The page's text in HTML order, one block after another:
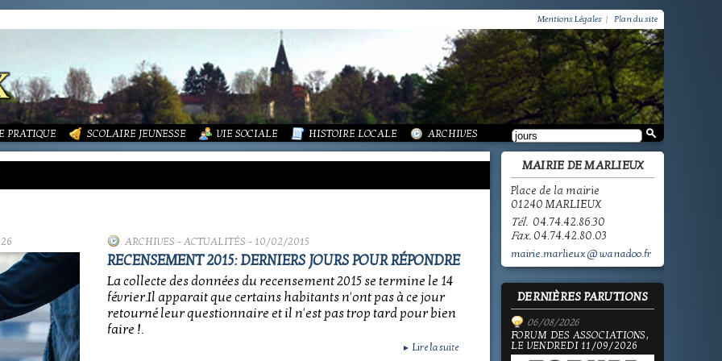
Mentions Légales | Plan du site
PRATIQUE SCOLAIRE JEUNESSE VIE SOCIALE HISTOIRE LOCALE ARCHIVES
ARCHIVES -ACTUALITÉS - 10/02/2015
RECENSEMENT 2015: DERNIERS JOURS POUR RÉPONDRE
La collecte des données du recensement 2015 se termine le 14
février.Il apparait que certains habitants n'ont pas à ce jour
retourné leur questionnaire et il n'est pas trop tard pour bien
faire !.
► Lire la suite
MAIRIE DE MARLIEUX
Place de la mairie
01240 MARLIEUX
Tél. 04.74.42.86.30
Fax. 04.74.42.80.03
mairie.marlieux@wanadoo.fr
DERNIÈRES PARUTIONS
06/08/2026
FORUM DES ASSOCIATIONS,
LE VENDREDI 11/09/2026
(PLU)
MAIRIE
MÉNAGÈRES ET ASSAINISSEMENT
VIE DES ASSOCIATIONS
PAROISSIAL
ECOLE PUBLIQUE - INFORMATIONS
PÔLE ENFANCE
ECOLE PRIVÉE
ACTION SOCIALE
LA PETITE HISTOIRE DE MARLIEUX
PHOTOS DE MARLIEUX
SCOLAIRE JEUNESSE / INFORMATIONS
SCOLAIRE JEUNESSE / ECOLE PUBLIQUE - INFORMATIONS
SCOLAIRE JEUNESSE / PÔLE ENFANCE
SCOLAIRE JEUNESSE / ECOLE PRIVÉE
VIE SOCIALE / ACTION SOCIALE
/ ECOLE PUBLIQUE - INFORMATIONS
/ LA VIE DES ASSOCIATIONS
/ VIE LOCALE